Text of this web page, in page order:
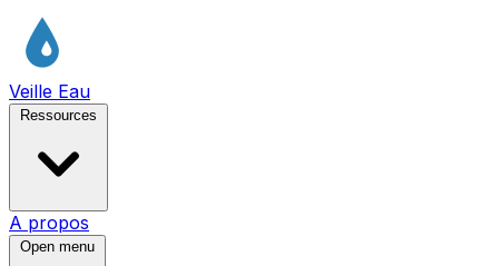
Veille Eau
Ressources
A propos
Open menu